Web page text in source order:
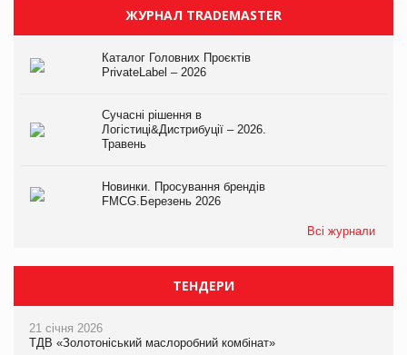
ЖУРНАЛ TRADEMASTER
Каталог Головних Проєктів
PrivateLabel – 2026
Сучасні рішення в
Логістиці&Дистрибуції – 2026.
Травень
Новинки. Просування брендів
FMCG.Березень 2026
Всі журнали
ТЕНДЕРИ
21 січня 2026
ТДВ «Золотоніський маслоробний комбінат»